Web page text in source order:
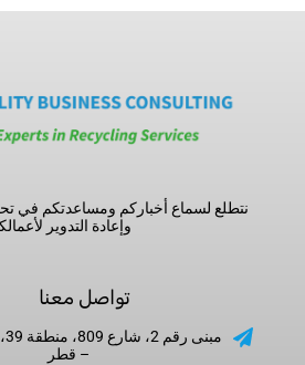
نتطلع لسماع أخباركم ومساعدتكم في
وإعادة التدوير
تواصل معنا
– قطر